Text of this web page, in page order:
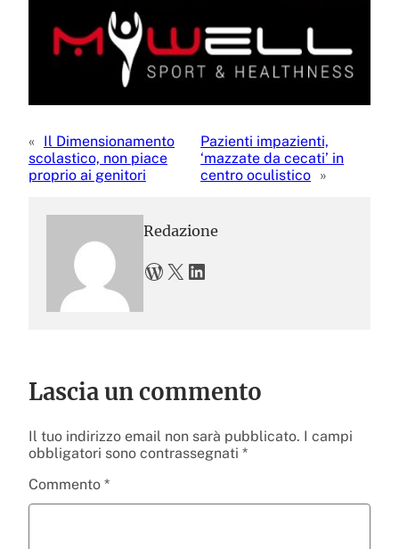
« Il Dimensionamento
scolastico, non piace
proprio ai genitori
Pazienti impazienti,
‘mazzate da cecati’ in
centro oculistico »
Redazione
WordPress X LinkedIn
Lascia un commento
Il tuo indirizzo email non sarà pubblicato. I campi
obbligatori sono contrassegnati *
Commento *